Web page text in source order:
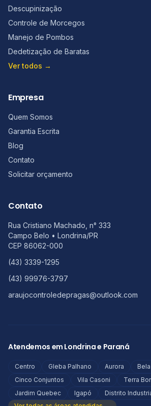
Descupinização
Controle de Morcegos
Manejo de Pombos
Dedetização de Baratas
Ver todos →
Empresa
Quem Somos
Garantia Escrita
Blog
Contato
Solicitar orçamento
Contato
Rua Cristiano Machado, n° 333
Campo Belo • Londrina/PR
CEP 86062-000
(43) 3339-1295
(43) 99976-3797
araujocontroledepragas@outlook.com
Atendemos em Londrina e Paraná
Centro Gleba Palhano Aurora
Cinco Conjuntos
Vila Casoni Terra
Jardim Quebec
Igapó
Distrito